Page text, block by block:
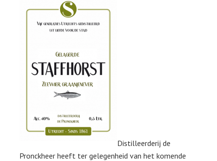
Distilleerderij de
Pronckheer heeft ter gelegenheid van het komende